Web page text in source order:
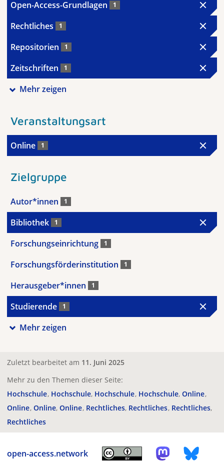
Open-Access-Grundlagen 1
Rechtliches 1
Repositorien 1
Zeitschriften 1
Mehr zeigen
Veranstaltungsart
Online 1
Zielgruppe
Autor*innen 1
Bibliothek 1
Forschungseinrichtung 1
Forschungsförderinstitution 1
Herausgeber*innen 1
Studierende 1
Mehr zeigen
Zuletzt bearbeitet am 11. Juni 2025
Mehr zu den Themen dieser Seite:
Hochschule Hochschule Hochschule Hochschule Online
Online Online Online Rechtliches Rechtliches Rechtliches
Rechtliches
open-access.network